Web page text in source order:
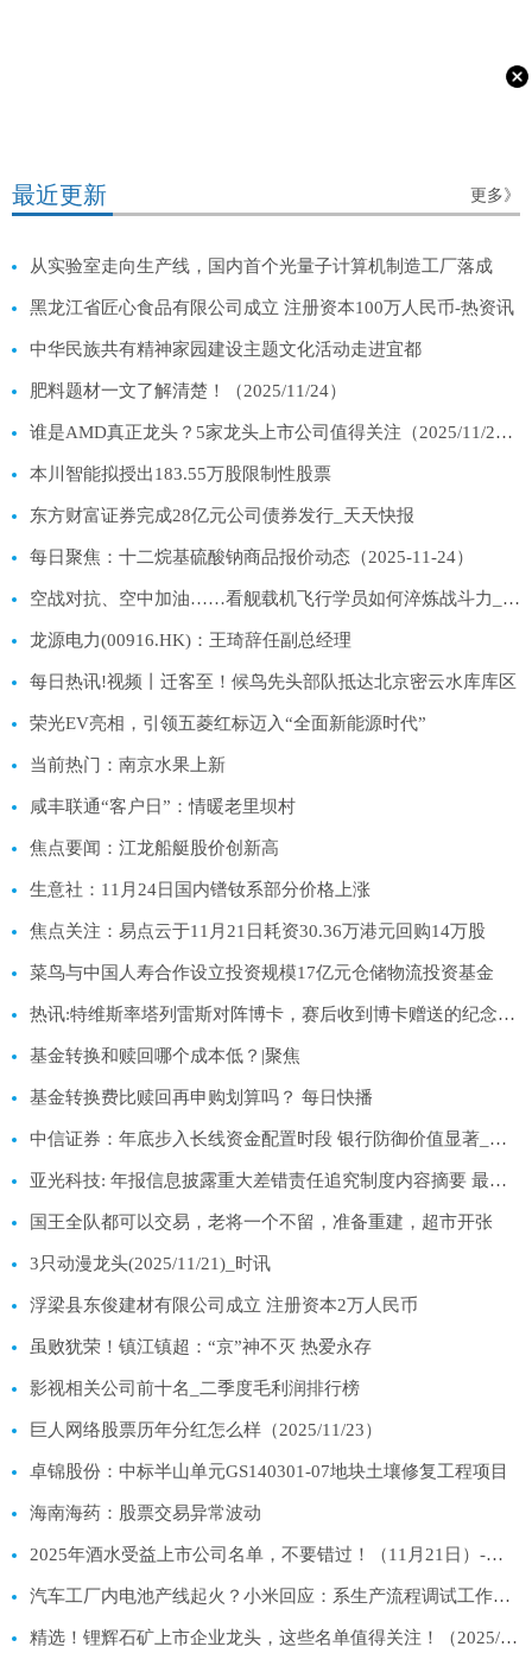
最近更新 更多》
从实验室走向生产线，国内首个光量子计算机制造工厂落成
黑龙江省匠心食品有限公司成立 注册资本100万人民币-热资讯
中华民族共有精神家园建设主题文化活动走进宜都
肥料题材一文了解清楚！（2025/11/24）
谁是AMD真正龙头？5家龙头上市公司值得关注（2025/11/24）
本川智能拟授出183.55万股限制性股票
东方财富证券完成28亿元公司债券发行_天天快报
每日聚焦：十二烷基硫酸钠商品报价动态（2025-11-24）
空战对抗、空中加油……看舰载机飞行学员如何淬炼战斗力_热门
龙源电力(00916.HK)：王琦辞任副总经理
每日热讯!视频丨迁客至！候鸟先头部队抵达北京密云水库库区
荣光EV亮相，引领五菱红标迈入“全面新能源时代”
当前热门：南京水果上新
咸丰联通“客户日”：情暖老里坝村
焦点要闻：江龙船艇股价创新高
生意社：11月24日国内镨钕系部分价格上涨
焦点关注：易点云于11月21日耗资30.36万港元回购14万股
菜鸟与中国人寿合作设立投资规模17亿元仓储物流投资基金
热讯:特维斯率塔列雷斯对阵博卡，赛后收到博卡赠送的纪念球衣
基金转换和赎回哪个成本低？|聚焦
基金转换费比赎回再申购划算吗？ 每日快播
中信证券：年底步入长线资金配置时段 银行防御价值显著_每日速看
亚光科技: 年报信息披露重大差错责任追究制度内容摘要 最资讯
国王全队都可以交易，老将一个不留，准备重建，超市开张
3只动漫龙头(2025/11/21)_时讯
浮梁县东俊建材有限公司成立 注册资本2万人民币
虽败犹荣！镇江镇超：“京”神不灭 热爱永存
影视相关公司前十名_二季度毛利润排行榜
巨人网络股票历年分红怎么样（2025/11/23）
卓锦股份：中标半山单元GS140301-07地块土壤修复工程项目
海南海药：股票交易异常波动
2025年酒水受益上市公司名单，不要错过！（11月21日）-热点评
汽车工厂内电池产线起火？小米回应：系生产流程调试工作偏差|每日关注
精选！锂辉石矿上市企业龙头，这些名单值得关注！（2025/11/21）